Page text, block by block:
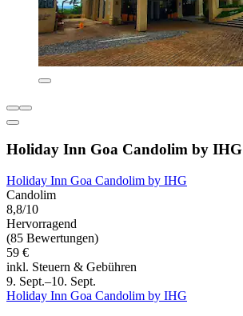
Holiday Inn Goa Candolim by IHG
Holiday Inn Goa Candolim by IHG
Candolim
8,8/10
Hervorragend
(85 Bewertungen)
59 €
inkl. Steuern & Gebühren
9. Sept.–10. Sept.
Holiday Inn Goa Candolim by IHG